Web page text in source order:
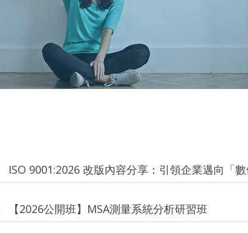
ISO 9001:2026 改版內容分享：引領企業邁向「
【2026公開班】MSA測量系統分析研習班